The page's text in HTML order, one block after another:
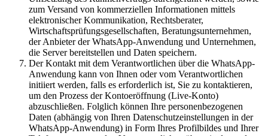
zum Versand von kommerziellen Informationen mittels
elektronischer Kommunikation, Rechtsberater,
Wirtschaftsprüfungsgesellschaften, Beratungsunternehmen,
der Anbieter der WhatsApp-Anwendung und Unternehmen,
die Server bereitstellen und Daten speichern.
Der Kontakt mit dem Verantwortlichen über die WhatsApp-
Anwendung kann von Ihnen oder vom Verantwortlichen
initiiert werden, falls es erforderlich ist, Sie zu kontaktieren,
um den Prozess der Kontoeröffnung (Live-Konto)
abzuschließen. Folglich können Ihre personenbezogenen
Daten (abhängig von Ihren Datenschutzeinstellungen in der
WhatsApp-Anwendung) in Form Ihres Profilbildes und Ihrer